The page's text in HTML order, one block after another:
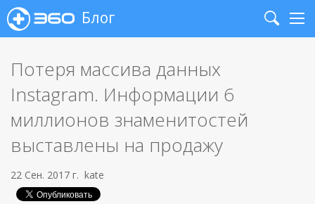
Блог
Search
Потеря массива данных
Instagram. Информации 6
миллионов знаменитостей
выставлены на продажу
22 Сен. 2017 г. kate